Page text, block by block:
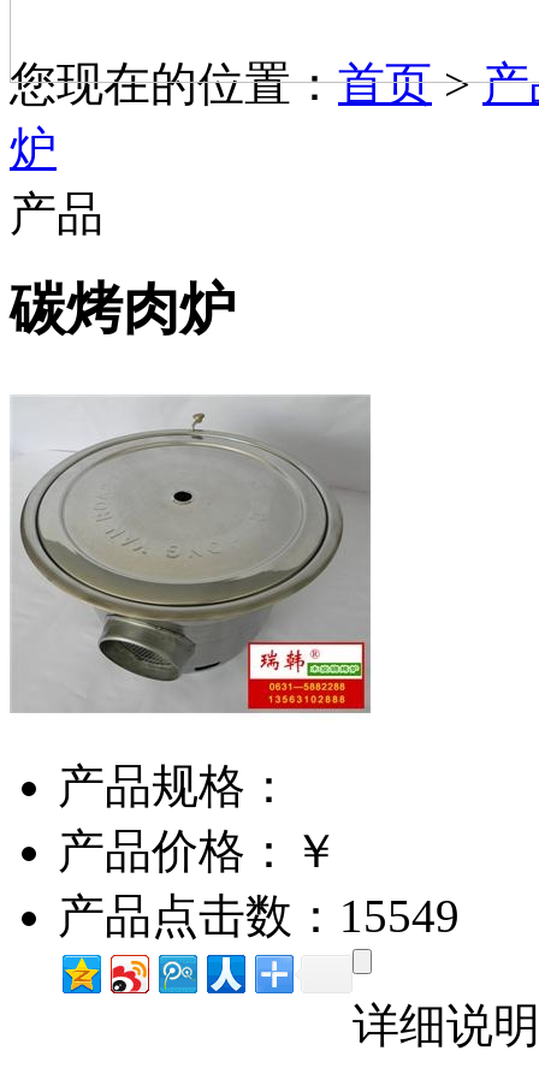
您现在的位置：首页>
炉
产品
碳烤肉炉
产品规格：
产品价格：￥
产品点击数：15549
详细说明